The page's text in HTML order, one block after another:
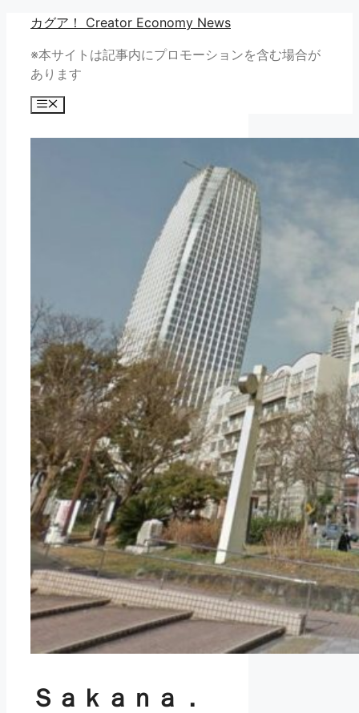
カグア！ Creator Economy News
※本サイトは記事内にプロモーションを含む場合が
あります
メ
Ｓａｋａｎａ．